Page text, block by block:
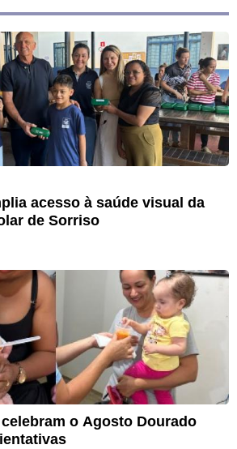
acesso à saúde visual da
de Sorriso
o Agosto Dourado